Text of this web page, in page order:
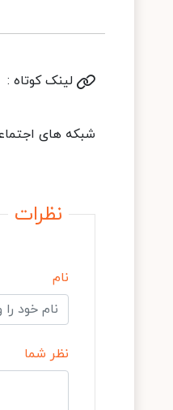
لینک کوتاه :
شبکه های
نظرات
نام
نظر شما